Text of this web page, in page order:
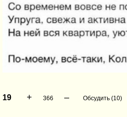
19 + 366 – Обсудить (10)